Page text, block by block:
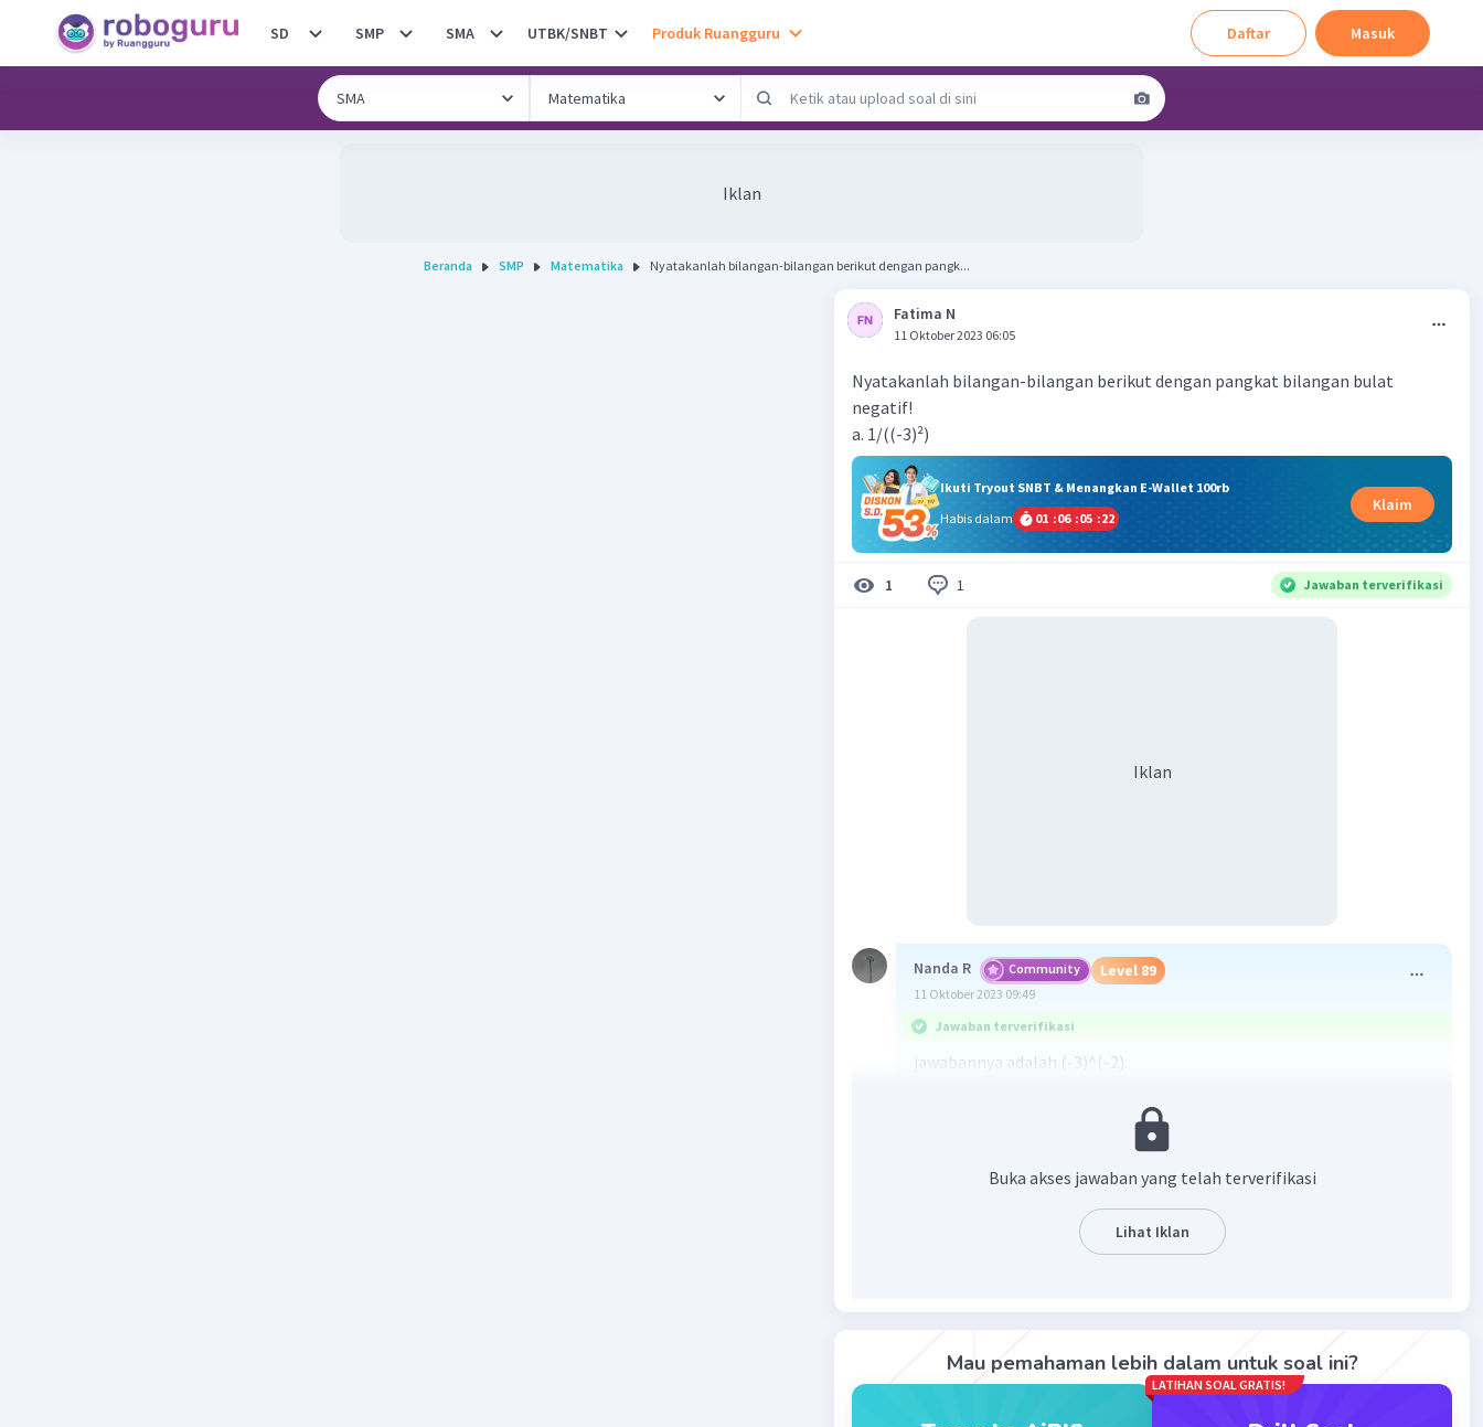
SD SMP SMA UTBK/SNBT Produk Ruangguru Daftar Masuk
Iklan
Beranda SMP Matematika Nyatakanlah bilangan-bilangan berikut dengan pangk...
Fatima N
11 Oktober 2023 06:05
Nyatakanlah bilangan-bilangan berikut dengan pangkat bilangan bulat
negatif!
a. 1/((-3)²)
Ikuti Tryout SNBT & Menangkan E-Wallet 100rb
Habis dalam
01 :06 :05 :21
Klaim
1 1 Jawaban terverifikasi
Iklan
Nanda R Community Level 89
11 Oktober 2023 09:49
Jawaban terverifikasi
jawabannya adalah (-3)^(-2).
1/((-3)²) = 1×(-3)^(-2) = (-3)^(-2)
Beri Rating· 0.0(0) Balas
Iklan
Buka akses jawaban yang telah terverifikasi
Lihat Iklan
Mau pemahaman lebih dalam untuk soal ini?
LATIHAN SOAL GRATIS!